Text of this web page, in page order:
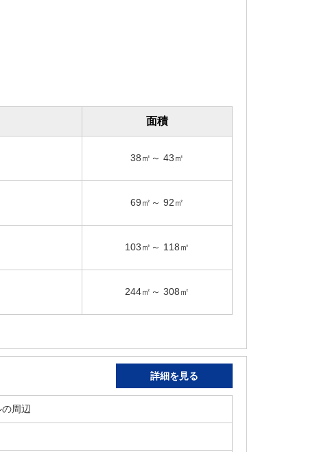
面積
38㎡～ 43㎡
69㎡～ 92㎡
103㎡～ 118㎡
244㎡～ 308㎡
詳細を見る
周辺